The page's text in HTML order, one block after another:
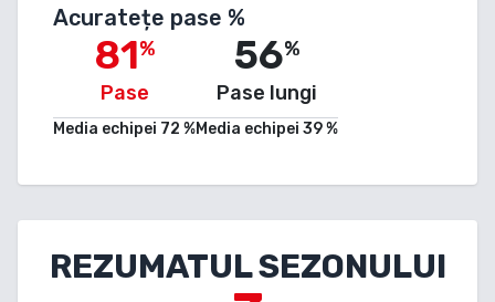
Acuratețe pase %
81%
Pase
Media echipei 72 %
56%
Pase lungi
Media echipei 39%
REZUMATUL SEZONULUI